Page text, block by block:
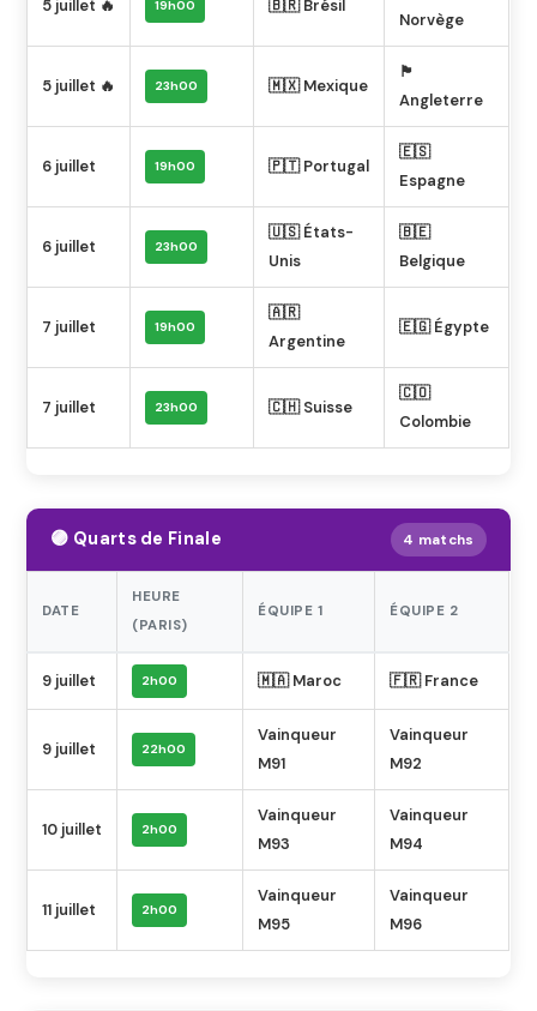
5 juillet 🔥 19h00 🇧🇷 Brésil
Norvège
5 juillet 🔥 23h00 🇲🇽 Mexique
🏴󠁧󠁢󠁥󠁮󠁧󠁿
Angleterre
6 juillet 19h00 🇵🇹 Portugal
🇪🇸
Espagne
6 juillet 23h00
🇺🇸 États-
Unis
🇧🇪
Belgique
7 juillet 19h00
🇦🇷
Argentine
🇪🇬 Égypte
7 juillet 23h00 🇨🇭 Suisse
🇨🇴
Colombie
🟣 Quarts de Finale 4 matchs
DATE
HEURE
(PARIS)
ÉQUIPE 1 ÉQUIPE 2
9 juillet 2h00 🇲🇦 Maroc 🇫🇷 France
9 juillet 22h00
Vainqueur
M91
Vainqueur
M92
10 juillet 2h00
Vainqueur
M93
Vainqueur
M94
11 juillet 2h00
Vainqueur
M95
Vainqueur
M96